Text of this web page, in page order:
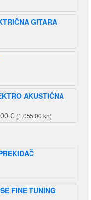
GITARA
AKUSTIČNA
€
€ (1.055,00 kn)
cijena
140,00 €
FINE TUNING